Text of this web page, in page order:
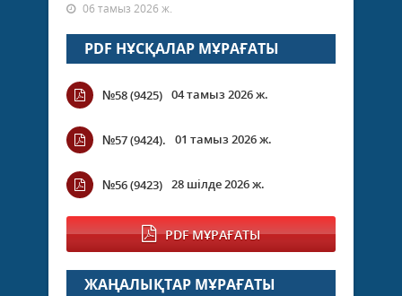
06 тамыз 2026 ж.
PDF НҰСҚАЛАР МҰРАҒАТЫ
№58 (9425) 04 тамыз 2026 ж.
№57 (9424). 01 тамыз 2026 ж.
№56 (9423) 28 шілде 2026 ж.
PDF МҰРАҒАТЫ
ЖАҢАЛЫҚТАР МҰРАҒАТЫ